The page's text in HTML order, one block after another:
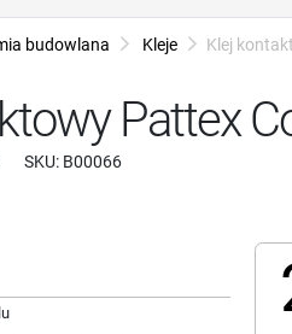
budowlana Kleje Klej
Pattex
SKU: B00066